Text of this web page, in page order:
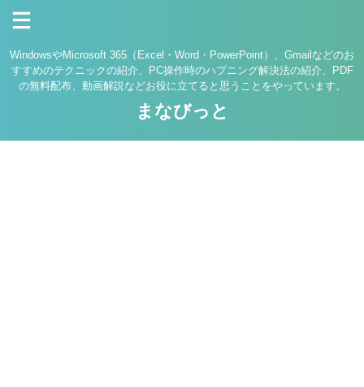
WindowsやMicrosoft 365（Excel・Word・PowerPoint）、Gmailなどのお
すすめのテクニックの紹介、PC操作時のハプニング解決法の紹介、PDF
の無料配布、動画解説などお役に立てると思うことをやっています。
まなびっと